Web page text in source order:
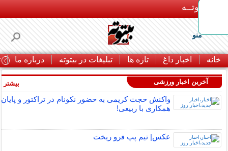
بـیتوتــه
منو
خانه اخبار داغ تازه ها تبلیغات در بیتوته درباره ما
آخرین اخبار ورزشی
واکنش حجت کریمی به حضور نکونام در تراکتور و پایان
همکاری با ربیعی!
عکس| تیم پپ فرو ریخت
بیشتر